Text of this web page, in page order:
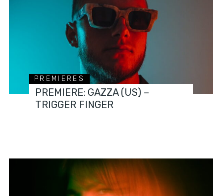
PREMIERES
PREMIERE: GAZZA (US) –
TRIGGER FINGER